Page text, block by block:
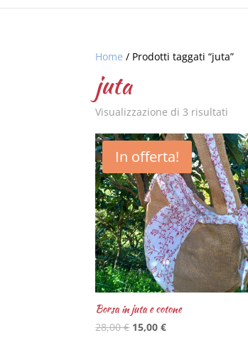
Home / Prodotti taggati “juta”
juta
Visualizzazione di 3 risultati
In offerta!
Borsa in juta e cotone
28,00€ 15,00€